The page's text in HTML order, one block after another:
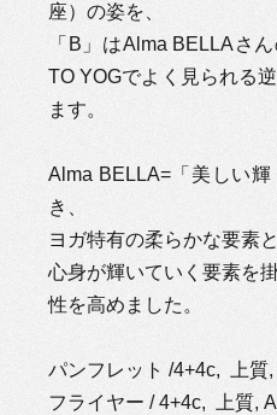
座）の姿を、
「B」はAlma BELLAさ
TO YOGでよく見られる
ます。
Alma BELLA=「美しい
き、
ヨガ特有の柔らかな要素
心身が輝いていく要素を
性を高めました。
パンフレット /4+4c, 上質
フライヤー / 4+4c, 上質,